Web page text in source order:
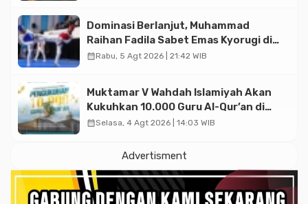
Dominasi Berlanjut, Muhammad
Raihan Fadila Sabet Emas Kyorugi di
Asian Taekwondo Indonesia Open
calendar_monthRabu, 5 Agt 2026 | 21:42 WIB
Muktamar V Wahdah Islamiyah Akan
Kukuhkan 10.000 Guru Al-Qur’an di
Masjid Istiqlal
calendar_monthSelasa, 4 Agt 2026 | 14:03 WIB
Advertisment